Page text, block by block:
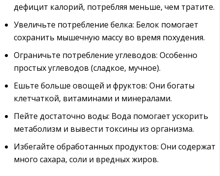
дефицит калорий, потребляя меньше, чем тратите.
Увеличьте потребление белка: Белок помогает
сохранить мышечную массу во время похудения.
Ограничьте потребление углеводов: Особенно
простых углеводов (сладкое, мучное).
Ешьте больше овощей и фруктов: Они богаты
клетчаткой, витаминами и минералами.
Пейте достаточно воды: Вода помогает ускорить
метаболизм и вывести токсины из организма.
Избегайте обработанных продуктов: Они содержат
много сахара, соли и вредных жиров.